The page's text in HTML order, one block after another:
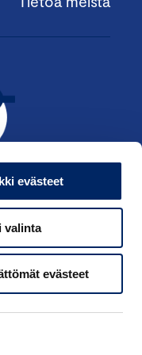
evästeet
valinta
evästeet
›